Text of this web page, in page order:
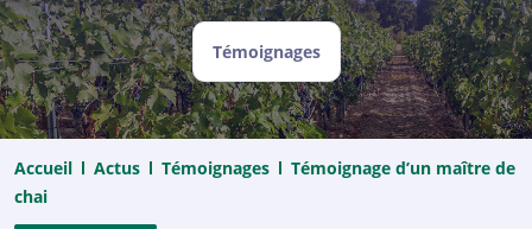
Témoignages
Accueil Actus Témoignages
Témoignage d’un maître de
chai